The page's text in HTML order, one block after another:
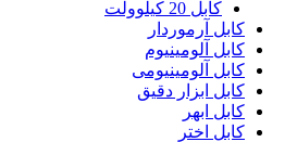
کابل 20 کیلوولت
کابل آرموردار
کابل آلومینیوم
کابل آلومینیومی
کابل ابزار دقیق
کابل ابهر
کابل اختر